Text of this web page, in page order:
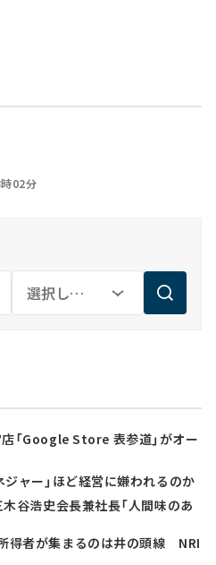
02分
「Google Store 表参道」がオー
ジャー」ほど経営に嫌われるのか
谷浩史会長兼社長「人間味のあ
得者が集まるのは井の頭線 NRI